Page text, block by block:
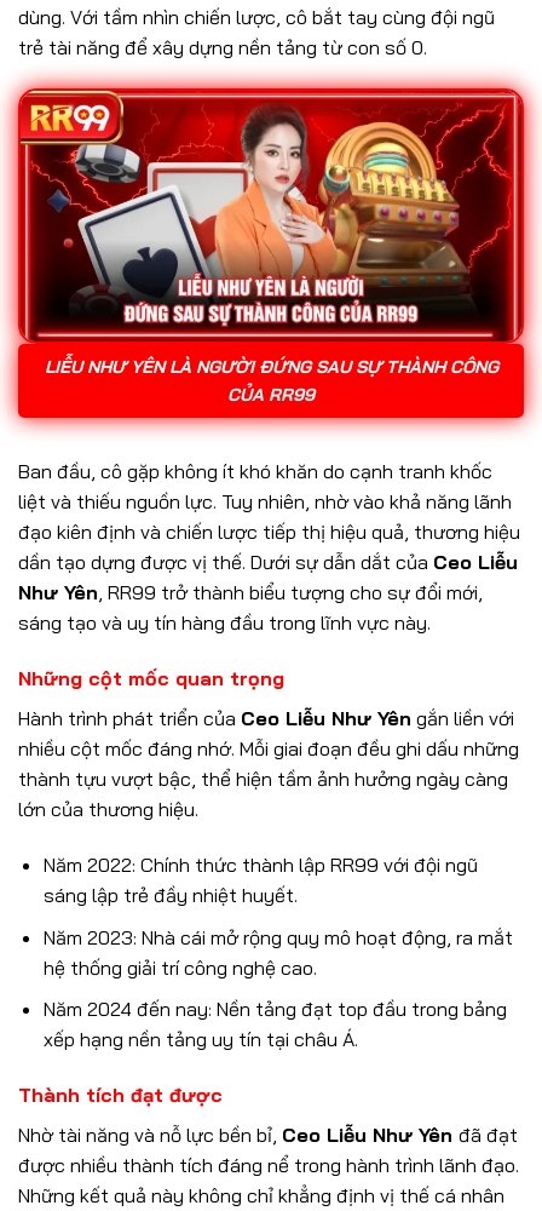
dùng. Với tầm nhìn chiến lược, cô bắt tay cùng đội ngũ
trẻ tài năng để xây dựng nền tảng từ con số 0.
LIỄU NHƯ YÊN LÀ NGƯỜI ĐỨNG SAU SỰ THÀNH CÔNG
CỦA RR99
Ban đầu, cô gặp không ít khó khăn do cạnh tranh khốc
liệt và thiếu nguồn lực. Tuy nhiên, nhờ vào khả năng lãnh
đạo kiên định và chiến lược tiếp thị hiệu quả, thương hiệu
dần tạo dựng được vị thế. Dưới sự dẫn dắt của Ceo Liễu
Như Yên, RR99 trở thành biểu tượng cho sự đổi mới,
sáng tạo và uy tín hàng đầu trong lĩnh vực này.
Những cột mốc quan trọng
Hành trình phát triển của Ceo Liễu Như Yên gắn liền với
nhiều cột mốc đáng nhớ. Mỗi giai đoạn đều ghi dấu những
thành tựu vượt bậc, thể hiện tầm ảnh hưởng ngày càng
lớn của thương hiệu.
Năm 2022: Chính thức thành lập RR99 với đội ngũ
sáng lập trẻ đầy nhiệt huyết.
Năm 2023: Nhà cái mở rộng quy mô hoạt động, ra mắt
hệ thống giải trí công nghệ cao.
Năm 2024 đến nay: Nền tảng đạt top đầu trong bảng
xếp hạng nền tảng uy tín tại châu Á.
Thành tích đạt được
Nhờ tài năng và nỗ lực bền bỉ, Ceo Liễu Như Yên đã đạt
được nhiều thành tích đáng nể trong hành trình lãnh đạo.
Những kết quả này không chỉ khẳng định vị thế cá nhân